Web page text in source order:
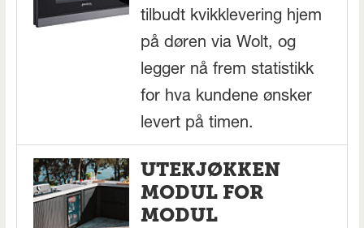
tilbudt kvikklevering hjem
på døren via Wolt, og
legger nå frem statistikk
for hva kundene ønsker
levert på timen.
UTEKJØKKEN
MODUL FOR
MODUL